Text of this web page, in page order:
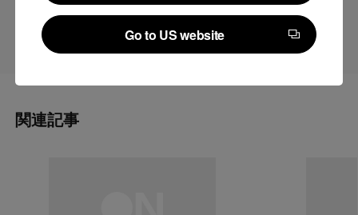
Continue to Japan corporate site
Go to US website
Go to US website
貢献できるよう活動してまいります。
関連記事